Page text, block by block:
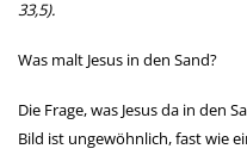
33,5).
Was malt Jesus in den Sand?
Die Frage, was Jesus da in den
Bild ist ungewöhnlich, fast wie